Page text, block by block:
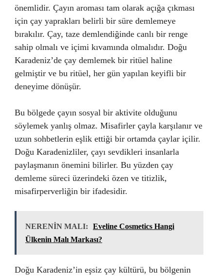
önemlidir. Çayın aroması tam olarak açığa çıkması
için çay yaprakları belirli bir süre demlemeye
bırakılır. Çay, taze demlendiğinde canlı bir renge
sahip olmalı ve içimi kıvamında olmalıdır. Doğu
Karadeniz’de çay demlemek bir ritüel haline
gelmiştir ve bu ritüel, her gün yapılan keyifli bir
deneyime dönüşür.
Bu bölgede çayın sosyal bir aktivite olduğunu
söylemek yanlış olmaz. Misafirler çayla karşılanır ve
uzun sohbetlerin eşlik ettiği bir ortamda çaylar içilir.
Doğu Karadenizliler, çayı sevdikleri insanlarla
paylaşmanın önemini bilirler. Bu yüzden çay
demleme süreci üzerindeki özen ve titizlik,
misafirperverliğin bir ifadesidir.
NERENİN MALI:
Eveline Cosmetics Hangi
Ülkenin Malı Markası?
Doğu Karadeniz’in eşsiz çay kültürü, bu bölgenin